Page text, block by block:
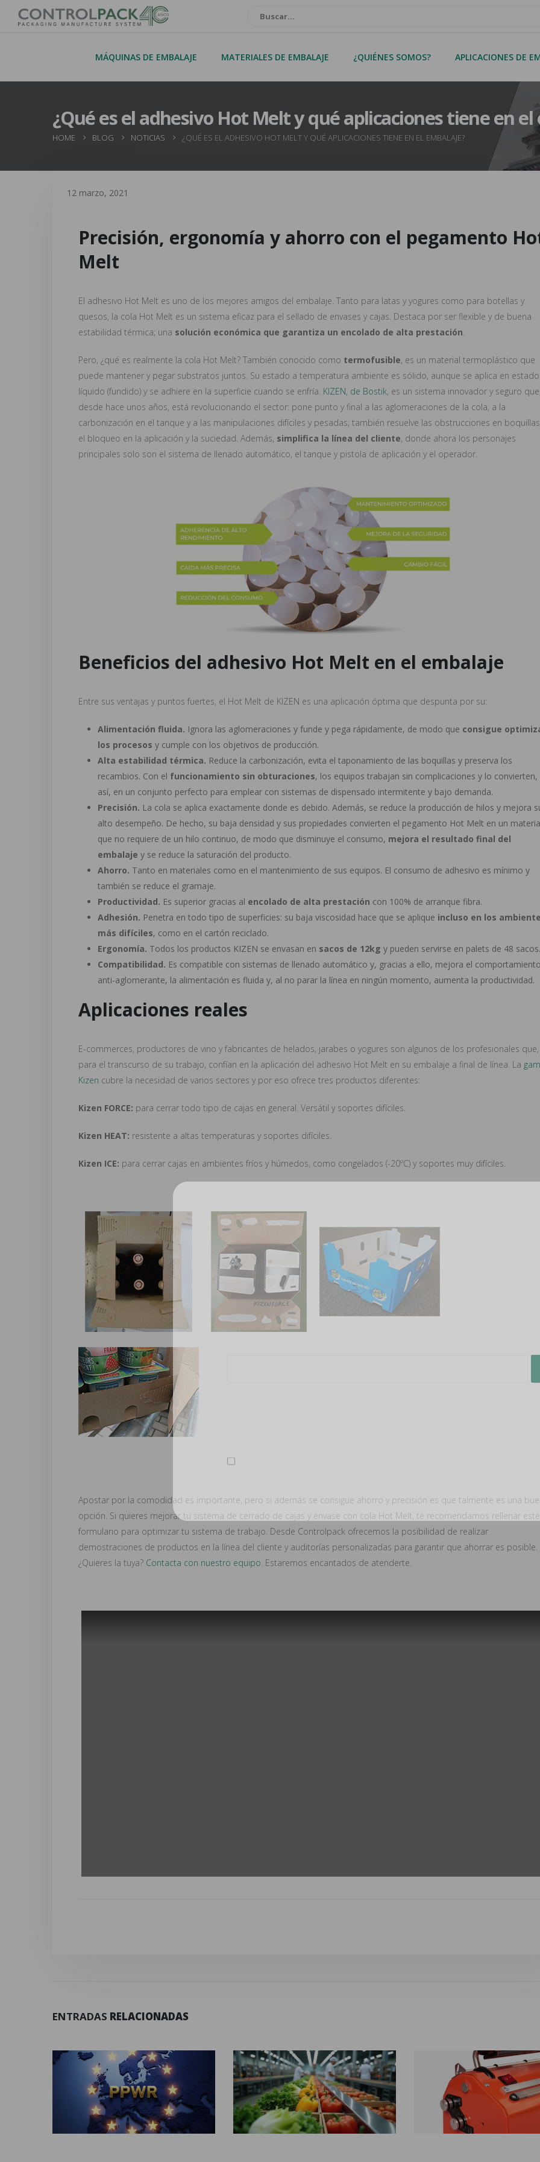
Suscríbete en nuestro newsletter
Obtén un cupón del 7%
*no es acumulable con el descuento del 10% en grandes cantidades
**válido solo en productos de material de embalaje
MÁQUINAS DE EMBALAJE MATERIALES DE EMBALAJE ¿QUIÉNES SOMOS? APLICACIONES DE
¿Qué es el adhesivo Hot Melt y qué aplicaciones tiene en el
HOME BLOG NOTICIAS ¿QUÉ ES EL ADHESIVO HOT MELT Y QUÉ APLICACIONES TIENE EN EL EMBALAJE?
12 marzo, 2021
Precisión, ergonomía y ahorro con el pegamento
Melt
El adhesivo Hot Melt es uno de los mejores amigos del embalaje. Tanto para latas y yogures como para botellas y
quesos, la cola Hot Melt es un sistema eficaz para el sellado de envases y cajas. Destaca por ser flexible y de buena
estabilidad térmica; una solución económica que garantiza un encolado de alta prestación.
Pero, ¿qué es realmente la cola Hot Melt? También conocido como termofusible, es un material termoplástico que
puede mantener y pegar substratos juntos. Su estado a temperatura ambiente es sólido, aunque se aplica en estado
líquido (fundido) y se adhiere en la superficie cuando se enfría. KIZEN, de Bostik, es un sistema innovador y seguro que,
desde hace unos años, está revolucionando el sector: pone punto y final a las aglomeraciones de la cola, a la
carbonización en el tanque y a las manipulaciones difíciles y pesadas; también resuelve las obstrucciones en
el bloqueo en la aplicación y la suciedad. Además, simplifica la línea del cliente, donde ahora los personajes
principales solo son el sistema de llenado automático, el tanque y pistola de aplicación y el operador.
Beneficios del adhesivo Hot Melt en el embalaje
Entre sus ventajas y puntos fuertes, el Hot Melt de KIZEN es una aplicación óptima que despunta por su:
Alimentación fluida. Ignora las aglomeraciones y funde y pega rápidamente, de modo que consigue
los procesos y cumple con los objetivos de producción.
Alta estabilidad térmica. Reduce la carbonización, evita el taponamiento de las boquillas y preserva los
recambios. Con el funcionamiento sin obturaciones, los equipos trabajan sin complicaciones y lo convierten,
así, en un conjunto perfecto para emplear con sistemas de dispensado intermitente y bajo demanda.
Precisión. La cola se aplica exactamente donde es debido. Además, se reduce la producción de hilos y mejora
alto desempeño. De hecho, su baja densidad y sus propiedades convierten el pegamento Hot Melt en un
que no requiere de un hilo continuo, de modo que disminuye el consumo, mejora el resultado final del
embalaje y se reduce la saturación del producto.
Ahorro. Tanto en materiales como en el mantenimiento de sus equipos. El consumo de adhesivo es mínimo y
también se reduce el gramaje.
Productividad. Es superior gracias al encolado de alta prestación con 100% de arranque fibra.
Adhesión. Penetra en todo tipo de superficies: su baja viscosidad hace que se aplique incluso en los
más difíciles, como en el cartón reciclado.
Ergonomía. Todos los productos KIZEN se envasan en sacos de 12kgy pueden servirse en palets de 48 sacos.
Compatibilidad. Es compatible con sistemas de llenado automático y, gracias a ello, mejora el comportamiento
anti-aglomerante, la alimentación es fluida y, al no parar la línea en ningún momento, aumenta la productividad.
Aplicaciones reales
E-commerces, productores de vino y fabricantes de helados, jarabes o yogures son algunos de los profesionales que,
para el transcurso de su trabajo, confían en la aplicación del adhesivo Hot Melt en su embalaje a final de línea. La
Kizen cubre la necesidad de varios sectores y por eso ofrece tres productos diferentes:
Kizen FORCE: para cerrar todo tipo de cajas en general. Versátil y soportes difíciles.
Kizen HEAT: resistente a altas temperaturas y soportes difíciles.
Kizen ICE: para cerrar cajas en ambientes fríos y húmedos, como congelados (-20ºC) y soportes muy difíciles.
Apostar por la comodidad es importante, pero si además se consigue ahorro y precisión es que talmente es una
opción. Si quieres mejorar tu sistema de cerrado de cajas y envase con cola Hot Melt, te recomendamos rellenar este
formulario para optimizar tu sistema de trabajo. Desde Controlpack ofrecemos la posibilidad de realizar
demostraciones de productos en la línea del cliente y auditorías personalizadas para garantir que ahorrar es posible.
¿Quieres la tuya? Contacta con nuestro equipo. Estaremos encantados de atenderte.
ENTRADAS RELACIONADAS